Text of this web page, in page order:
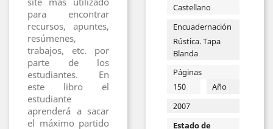
para encontrar
recursos, apuntes,
resúmenes,
trabajos, etc. por
parte de los
estudiantes. En
este libro el
estudiante
aprenderá a sacar
el máximo partido
Castellano
Encuadernación
Rústica. Tapa
Blanda
Páginas
150
Año
2007
Estado de